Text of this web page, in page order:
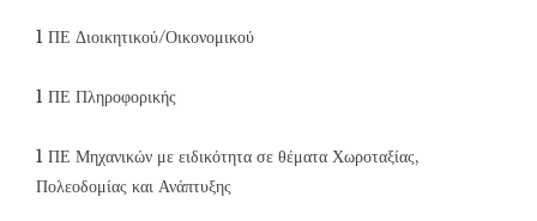
1 ΠΕ Διοικητικού/Οικονομικού
1 ΠΕ Πληροφορικής
1 ΠΕ Μηχανικών με ειδικότητα σε θέματα Χωροταξίας,
Πολεοδομίας και Ανάπτυξης